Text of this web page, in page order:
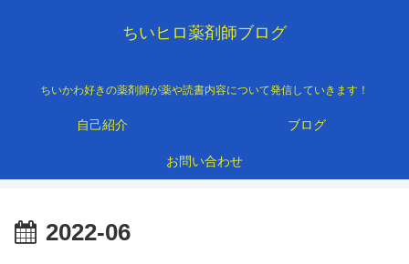
ちいヒロ薬剤師ブログ
ちいかわ好きの薬剤師が薬や読書内容について発信していきます！
自己紹介 ブログ
お問い合わせ
2022-06